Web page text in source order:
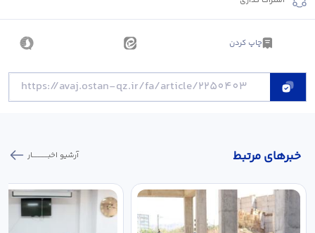
چاپ کردن
خبر‌های مرتبط آرشیو اخبـــــــــــار